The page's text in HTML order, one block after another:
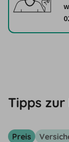
Tipps
Preis